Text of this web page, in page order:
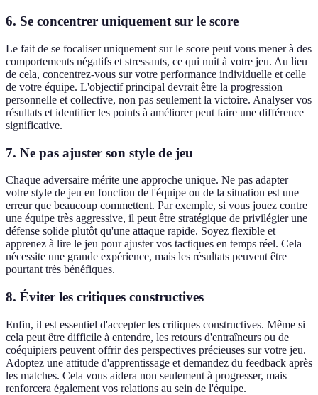
6. Se concentrer uniquement sur le score
Le fait de se focaliser uniquement sur le score peut vous mener à des
comportements négatifs et stressants, ce qui nuit à votre jeu. Au lieu
de cela, concentrez-vous sur votre performance individuelle et celle
de votre équipe. L'objectif principal devrait être la progression
personnelle et collective, non pas seulement la victoire. Analyser vos
résultats et identifier les points à améliorer peut faire une différence
significative.
7. Ne pas ajuster son style de jeu
Chaque adversaire mérite une approche unique. Ne pas adapter
votre style de jeu en fonction de l'équipe ou de la situation est une
erreur que beaucoup commettent. Par exemple, si vous jouez contre
une équipe très aggressive, il peut être stratégique de privilégier une
défense solide plutôt qu'une attaque rapide. Soyez flexible et
apprenez à lire le jeu pour ajuster vos tactiques en temps réel. Cela
nécessite une grande expérience, mais les résultats peuvent être
pourtant très bénéfiques.
8. Éviter les critiques constructives
Enfin, il est essentiel d'accepter les critiques constructives. Même si
cela peut être difficile à entendre, les retours d'entraîneurs ou de
coéquipiers peuvent offrir des perspectives précieuses sur votre jeu.
Adoptez une attitude d'apprentissage et demandez du feedback après
les matches. Cela vous aidera non seulement à progresser, mais
renforcera également vos relations au sein de l'équipe.